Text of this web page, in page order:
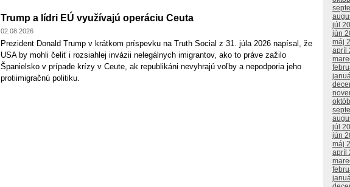
Trump a lídri EÚ využívajú operáciu Ceuta
02.08.2026
Prezident Donald Trump v krátkom príspevku na Truth Social z 31. júla 2026 napísal, že
USA by mohli čeliť i rozsiahlej invázii nelegálnych imigrantov, ako to práve zažilo
Španielsko v prípade krízy v Ceute, ak republikáni nevyhrajú voľby a nepodporia jeho
protiimigračnú politiku.
júl
jún
máj
apríl
júl
jún
máj
apríl